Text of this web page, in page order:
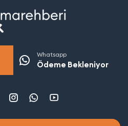
Whatsapp
Ödeme Bekleniyor